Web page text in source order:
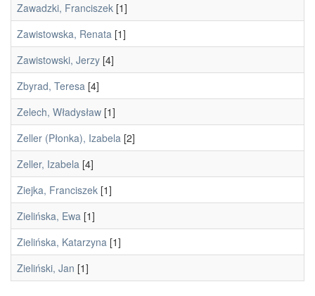
Zawadzki, Franciszek [1]
Zawistowska, Renata [1]
Zawistowski, Jerzy [4]
Zbyrad, Teresa [4]
Zelech, Władysław [1]
Zeller (Płonka), Izabela [2]
Zeller, Izabela [4]
Ziejka, Franciszek [1]
Zielińska, Ewa [1]
Zielińska, Katarzyna [1]
Zieliński, Jan [1]